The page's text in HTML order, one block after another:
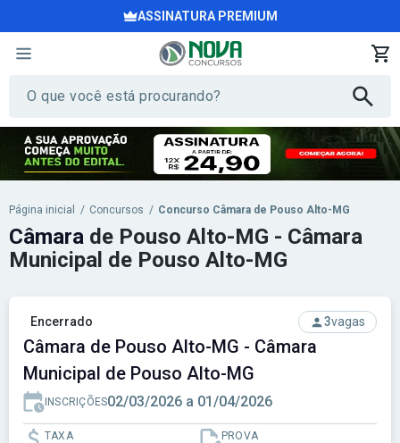
ASSINATURA PREMIUM
Página inicial / Concursos / Concurso Câmara de Pouso Alto-MG
Encerrado 3vagas
Câmara de Pouso Alto-MG - Câmara
Municipal de Pouso Alto-MG
INSCRIÇÕES02/03/2026 a 01/04/2026
TAXA PROVA
Câmara de Pouso Alto-MG - Câmara
Municipal de Pouso Alto-MG